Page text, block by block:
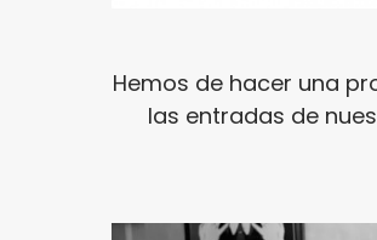
Hemos de hacer una
las entradas de